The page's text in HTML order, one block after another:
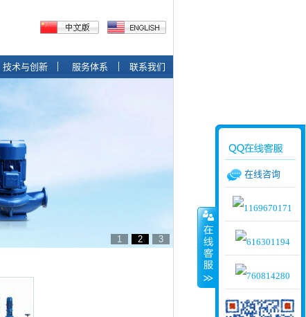
技术与创新 服务体系 联系我们
1 2 3
在线咨询